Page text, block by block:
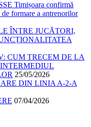
Timișoara confirmă
formare a antrenorilor
ÎNTRE JUCĂTORI,
CUM TRECEM DE LA
25/05/2026
DIN LINIA A-2-A
07/04/2026